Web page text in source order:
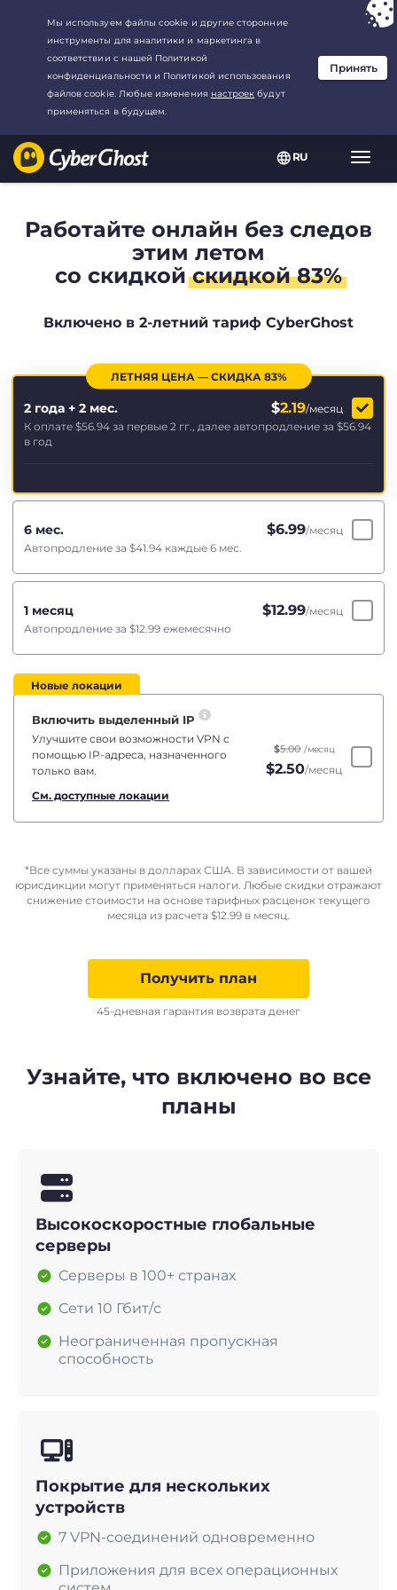
RU
Ваш выбор:Лучшая сделкадля2.1666666666667-год at$
месяц
Работайте онлайн без следов
этим летом
со скидкойскидкой 83%
Включено в 2-летний тариф CyberGhost
ЛЕТНЯЯ ЦЕНА — СКИДКА 83%
2 года + 2 мес. $2.19/месяц
К оплате $56.94 за первые 2 гг., далее автопродление за $56.94
в год
6 мес. $6.99/месяц
Автопродление за $41.94 каждые 6 мес.
1 месяц $12.99/месяц
Автопродление за $12.99 ежемесячно
Новые локации
Включить выделенный IP
Улучшите свои возможности VPN с
помощью IP-адреса, назначенного
только вам.
См. доступные локации
$5.00 /месяц
$2.50/месяц
*Все суммы указаны в долларах США. В зависимости от вашей
юрисдикции могут применяться налоги. Любые скидки отражают
снижение стоимости на основе тарифных расценок текущего
месяца из расчета $12.99 в месяц.
Получить план
45-дневная гарантия возврата денег
Узнайте, что включено во все
планы
Высокоскоростные глобальные
серверы
Серверы в 100+ странах
Сети 10 Гбит/с
Неограниченная пропускная
способность
Покрытие для нескольких
устройств
7 VPN-соединений одновременно
Приложения для всех операционных